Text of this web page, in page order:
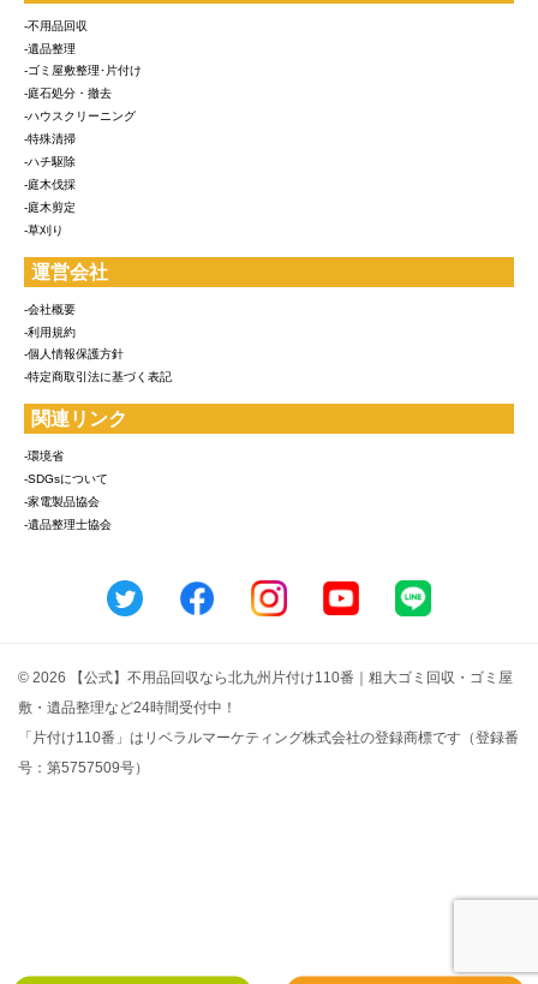
-不用品回収
-遺品整理
-ゴミ屋敷整理･片付け
-庭石処分・撤去
-ハウスクリーニング
-特殊清掃
-ハチ駆除
-庭木伐採
-庭木剪定
-草刈り
運営会社
-会社概要
-利用規約
-個人情報保護方針
-特定商取引法に基づく表記
関連リンク
-環境省
-SDGsについて
-家電製品協会
-遺品整理士協会
© 2026 【公式】不用品回収なら北九州片付け110番｜粗大ゴミ回収・ゴミ屋
敷・遺品整理など24時間受付中！
「片付け110番」はリベラルマーケティング株式会社の登録商標です（登録番
号：第5757509号）